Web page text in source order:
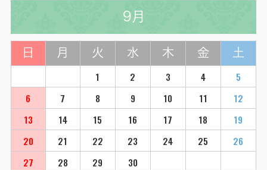
9月
日 月 火 水 木 金 土
1 2 3 4
5
6
7 8 9 10 11
12
13
14 15 16 17 18
19
20
21 22 23 24 25
26
27
28 29 30